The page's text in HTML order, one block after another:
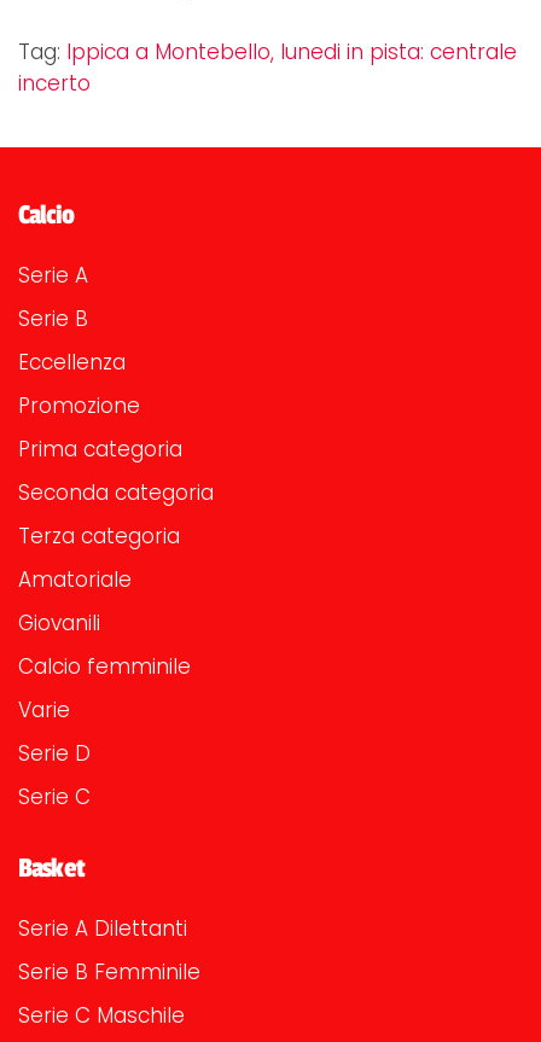
Tag: Ippica a Montebello, lunedi in pista: centrale
incerto
Calcio
Serie A
Serie B
Eccellenza
Promozione
Prima categoria
Seconda categoria
Terza categoria
Amatoriale
Giovanili
Calcio femminile
Varie
Serie D
Serie C
Basket
Serie A Dilettanti
Serie B Femminile
Serie C Maschile